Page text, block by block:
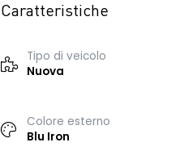
Caratteristiche
Tipo di veicolo
Nuova
Colore esterno
Blu Iron